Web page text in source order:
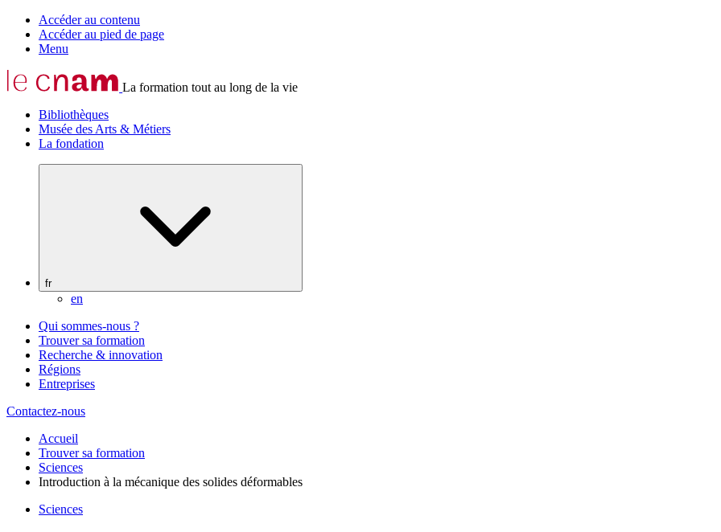
Accéder au contenu
Accéder au pied de page
Menu
La formation tout au long de la vie
Bibliothèques
Musée des Arts & Métiers
La fondation
fr
en
Qui sommes-nous ?
Trouver sa formation
Recherche & innovation
Régions
Entreprises
Contactez-nous
Accueil
Trouver sa formation
Sciences
Introduction à la mécanique des solides déformables
Sciences